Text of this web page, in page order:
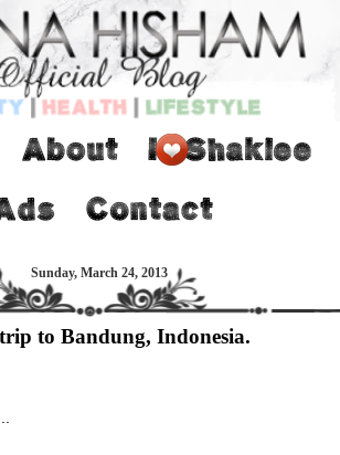
Sunday, March 24, 2013
to Bandung, Indonesia.